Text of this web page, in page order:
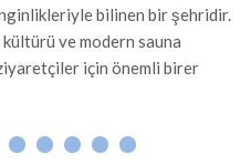
bilinen bir şehridir.
kültürü ve modern sauna
için önemli birer
hamamlar, sıcak suyun […]